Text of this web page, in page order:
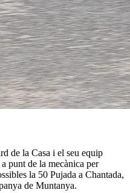
de la Casa i el seu equip
punt de la mecànica per
la 50 Pujada a Chantada,
de Muntanya.